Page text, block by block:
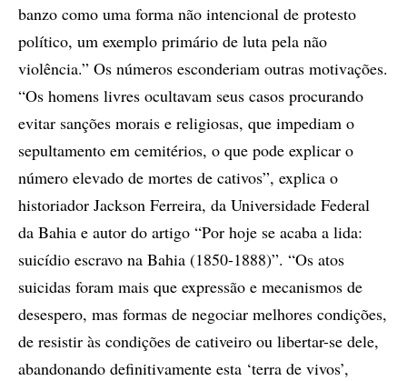
banzo como uma forma não intencional de protesto
político, um exemplo primário de luta pela não
violência.” Os números esconderiam outras motivações.
“Os homens livres ocultavam seus casos procurando
evitar sanções morais e religiosas, que impediam o
sepultamento em cemitérios, o que pode explicar o
número elevado de mortes de cativos”, explica o
historiador Jackson Ferreira, da Universidade Federal
da Bahia e autor do artigo “Por hoje se acaba a lida:
suicídio escravo na Bahia (1850-1888)”. “Os atos
suicidas foram mais que expressão e mecanismos de
desespero, mas formas de negociar melhores condições,
de resistir às condições de cativeiro ou libertar-se dele,
abandonando definitivamente esta ‘terra de vivos’,